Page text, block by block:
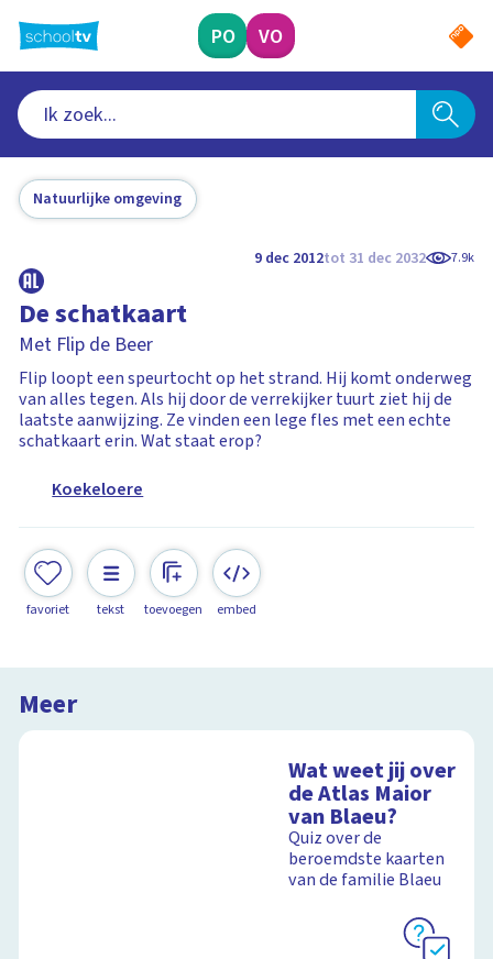
naar
hoofdinhoud
PO VO
Natuurlijke omgeving
9 dec 2012tot 31 dec 2032 7.9k
De schatkaart
Met Flip de Beer
Flip loopt een speurtocht op het strand. Hij komt onderweg
van alles tegen. Als hij door de verrekijker tuurt ziet hij de
laatste aanwijzing. Ze vinden een lege fles met een echte
schatkaart erin. Wat staat erop?
Koekeloere
favoriet tekst toevoegen embed
Meer
Wat weet jij over
de Atlas Maior
van Blaeu?
Quiz over de
beroemdste kaarten
van de familie Blaeu